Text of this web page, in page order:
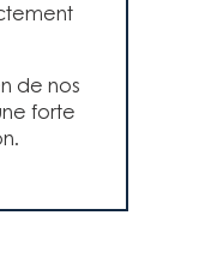
de nos
forte